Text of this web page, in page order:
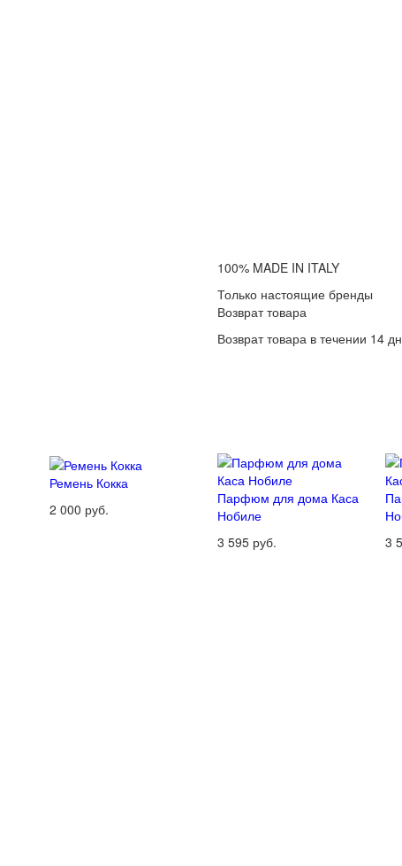
100% MADE IN ITALY
Только настоящие бренды
Возврат товара
Возврат товара в течении 14
Ремень Кокка
2 000 руб.
Парфюм для дома Каса
Нобиле
3 595 руб.
3